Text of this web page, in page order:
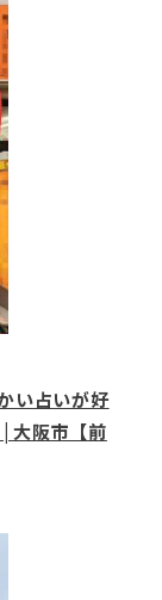
い占いが好
大阪市【前